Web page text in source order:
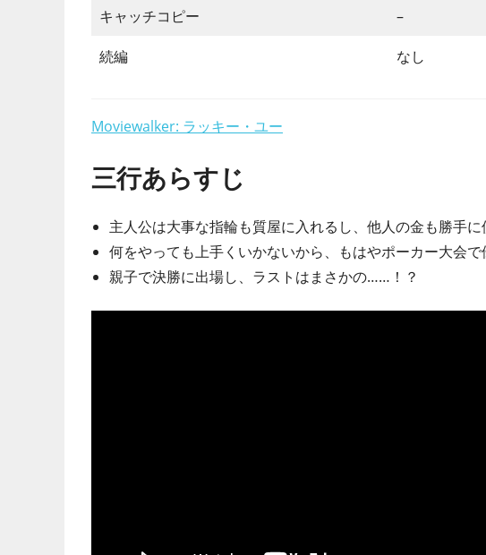
キャッチコピー –
続編 なし
Moviewalker: ラッキー・ユー
三行あらすじ
主人公は大事な指輪も質屋に入れるし、他人の金も勝手
何をやっても上手くいかないから、もはやポーカー大会で
親子で決勝に出場し、ラストはまさかの……！？